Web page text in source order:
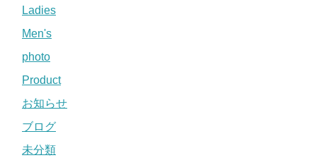
Ladies
Men's
photo
Product
お知らせ
ブログ
未分類